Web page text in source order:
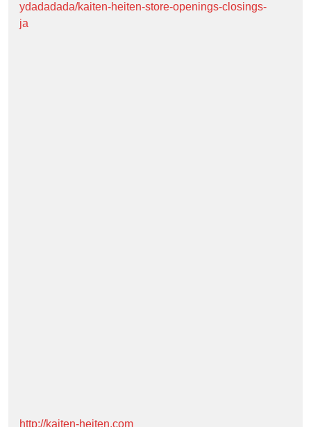
ydadadada/kaiten-heiten-store-openings-closings-
ja
http://kaiten-heiten.com